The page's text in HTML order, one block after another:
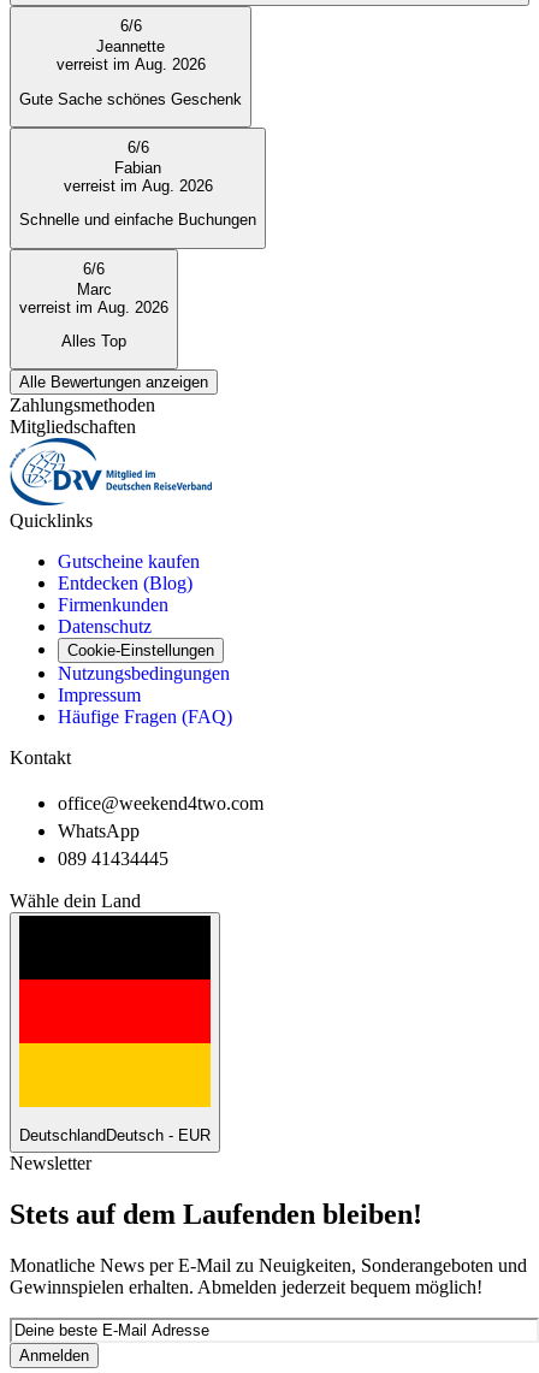
6/6
Jeannette
verreist im Aug. 2026
Gute Sache schönes Geschenk
6/6
Fabian
verreist im Aug. 2026
Schnelle und einfache Buchungen
6/6
Marc
verreist im Aug. 2026
Alles Top
Alle Bewertungen anzeigen
Zahlungsmethoden
Mitgliedschaften
Quicklinks
Gutscheine kaufen
Entdecken (Blog)
Firmenkunden
Datenschutz
Cookie-Einstellungen
Nutzungsbedingungen
Impressum
Häufige Fragen (FAQ)
Kontakt
office@weekend4two.com
WhatsApp
089 41434445
Wähle dein Land
Deutschland Deutsch - EUR
Newsletter
Stets auf dem Laufenden bleiben!
Monatliche News per E-Mail zu Neuigkeiten, Sonderangeboten und
Gewinnspielen erhalten. Abmelden jederzeit bequem möglich!
Anmelden